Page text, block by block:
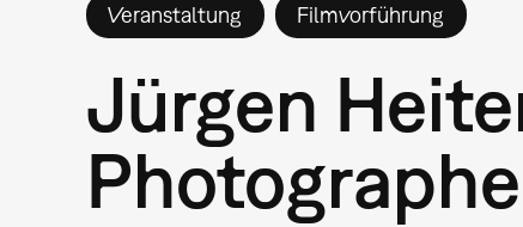
Veranstaltung Filmvorführung
Jürgen